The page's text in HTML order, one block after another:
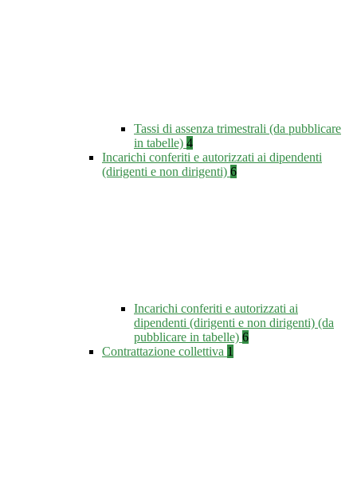
Tassi di assenza trimestrali (da pubblicare
in tabelle) 4
Incarichi conferiti e autorizzati ai dipendenti
(dirigenti e non dirigenti) 6
Incarichi conferiti e autorizzati ai
dipendenti (dirigenti e non dirigenti) (da
pubblicare in tabelle) 6
Contrattazione collettiva 1